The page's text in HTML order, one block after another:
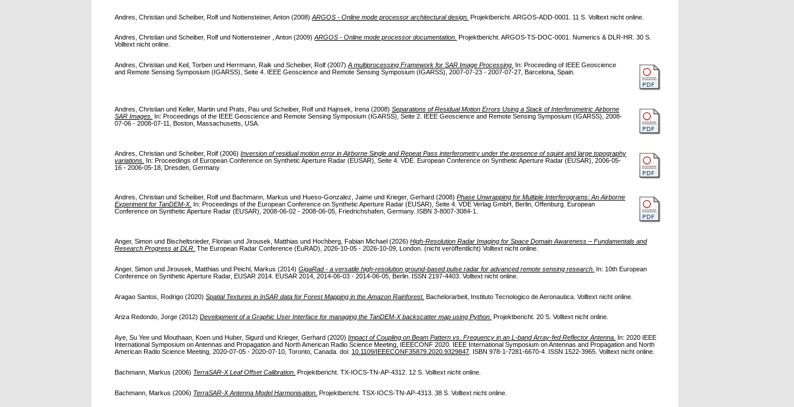
Andres, Christian undScheiber, Rolf undNottensteiner, Anton (2008)ARGOS - Online mode processor architectural design. Projektbericht. ARGOS-ADD-0001. 11 S. Volltext nicht online.
Andres, Christian undScheiber, Rolf und Nottensteiner , Anton (2009)ARGOS - Online mode processor documentation.
Projektbericht. ARGOS-TS-DOC-0001. Numerics & DLR-HR. 30 S.
Volltext nicht online.
Andres, Christian undKeil, Torben undHerrmann, Raik undScheiber, Rolf (2007)A multiprocessing Framework for SAR Image Processing. In: Proceeding of IEEE Geoscience
and Remote Sensing Symposium (IGARSS), Seite 4. IEEE Geoscience and Remote Sensing Symposium (IGARSS), 2007-07-23 - 2007-07-27, Barcelona, Spain.
Andres, Christian undKeller, Martin undPrats, Pau undScheiber, Rolf undHajnsek, Irena (2008)Separations of Residual Motion Errors Using a Stack of Interferometric Airborne
SAR Images. In: Proceedings of the IEEE Geoscience and Remote Sensing Symposium (IGARSS), Seite 2. IEEE Geoscience and Remote Sensing Symposium (IGARSS), 2008-
07-06 - 2008-07-11, Boston, Massachusetts, USA.
Andres, Christian undScheiber, Rolf (2006)Inversion of residual motion error in Airborne Single and Repeat Pass interferometry under the presence of squint and large topography
variations. In: Proceedings of European Conference on Synthetic Aperture Radar (EUSAR), Seite 4. VDE. European Conference on Synthetic Aperture Radar (EUSAR), 2006-05-
16 - 2006-05-18, Dresden, Germany.
Andres, Christian undScheiber, Rolf und Bachmann, Markus und Hueso-Gonzalez, Jaime und Krieger, Gerhard (2008)Phase Unwrapping for Multiple Interferograms: An Airborne
Experiment for TanDEM-X.
In: Proceedings of the European Conference on Synthetic Aperture Radar (EUSAR), Seite 4. VDE Verlag GmbH, Berlin, Offenburg. European
Conference on Synthetic Aperture Radar (EUSAR), 2008-06-02 - 2008-06-05, Friedrichshafen, Germany. ISBN 3-8007-3084-1.
Anger, Simon undBischeltsrieder, Florian undJirousek, Matthias undHochberg, Fabian Michael (2026)High-Resolution Radar Imaging for Space Domain Awareness – Fundamentals and
Research Progress at DLR. The European Radar Conference (EuRAD), 2026-10-05 - 2026-10-09, London. (nicht veröffentlicht) Volltext nicht online.
Anger, Simon undJirousek, Matthias undPeichl, Markus (2014)GigaRad - a versatile high-resolution ground-based pulse radar for advanced remote sensing research. In: 10th European
Conference on Synthetic Aperture Radar, EUSAR 2014. EUSAR 2014, 2014-06-03 - 2014-06-05, Berlin. ISSN 2197-4403. Volltext nicht online.
Aragao Santos, Rodrigo (2020)Spatial Textures in InSAR data for Forest Mapping in the Amazon Rainforest. Bachelorarbeit, Instituto Tecnologico de Aeronautica. Volltext nicht online.
Ariza Redondo, Jorge (2012)Development of a Graphic User Interface for managing the TanDEM-X backscatter map using Python. Projektbericht. 20 S. Volltext nicht online.
Aye, Su Yee undMouthaan, Koen undHuber, Sigurd undKrieger, Gerhard (2020)Impact of Coupling on Beam Pattern vs. Frequency in an L-band Array-fed Reflector Antenna. In: 2020 IEEE
International Symposium on Antennas and Propagation and North American Radio Science Meeting, IEEECONF 2020. IEEE International Symposium on Antennas and Propagation and North
American Radio Science Meeting, 2020-07-05 - 2020-07-10, Toronto, Canada. doi: 10.1109/IEEECONF35879.2020.9329847 . ISBN 978-1-7281-6670-4. ISSN 1522-3965. Volltext nicht online.
Bachmann, Markus (2006) TerraSAR-X Leaf Offset Calibration. Projektbericht. TX-IOCS-TN-AP-4312. 12 S. Volltext nicht online.
Bachmann, Markus (2006) TerraSAR-X Antenna Model Harmonisation. Projektbericht. TSX-IOCS-TN-AP-4313. 38 S. Volltext nicht online.